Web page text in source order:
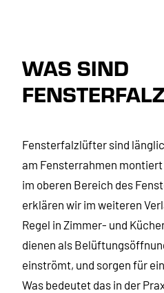
WAS SIND
Fensterfalzlüfter sind
am Fensterrahmen
im oberen Bereich des
erklären wir im weiteren
Regel in Zimmer- und
dienen als
einströmt, und sorgen für
Was bedeutet das in der